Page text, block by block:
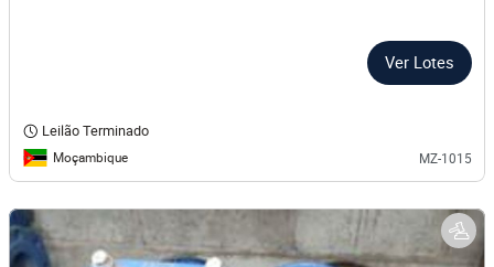
Ver Lotes
Leilão Terminado
Moçambique MZ-1015